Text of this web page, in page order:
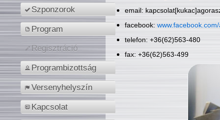
Szponzorok
Program
Regisztráció
Programbizottság
Versenyhelyszín
Kapcsolat
email:
facebook:
telefon: +36(62)563-480
fax: +36(62)563-499